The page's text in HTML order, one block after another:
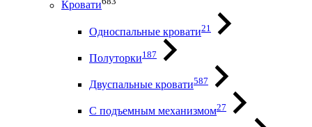
Кровати
Односпальные кровати21
Полуторки187
Двуспальные кровати587
С подъемным механизмом27